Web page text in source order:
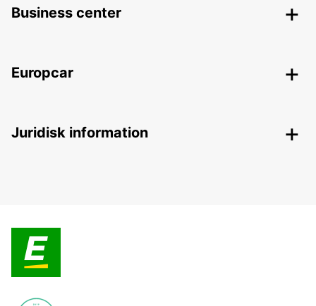
Business center
Europcar
Juridisk information